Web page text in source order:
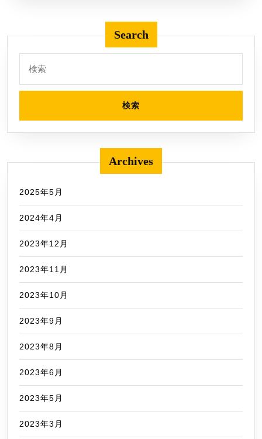
Search
索:
Archives
2025年5月
2024年4月
2023年12月
2023年11月
2023年10月
2023年9月
2023年8月
2023年6月
2023年5月
2023年3月